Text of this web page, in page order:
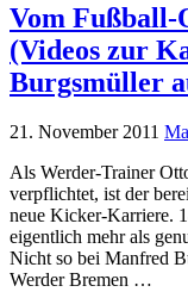
Vom Fußball-
(Videos zur
Burgsmüller
21. November 2011
Als Werder-Trainer
verpflichtet, ist der
neue Kicker-Karriere.
eigentlich mehr als
Nicht so bei Manfred
Werder Bremen …